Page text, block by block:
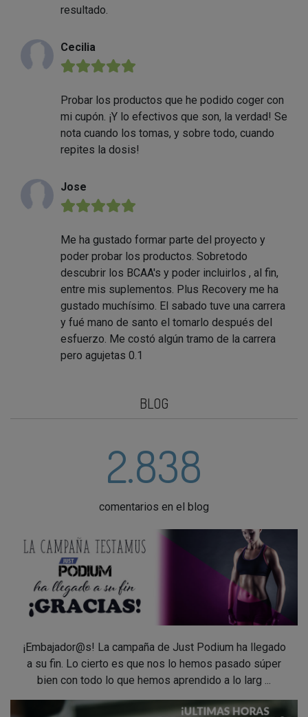
resultado.
Cecilia
★★★★★
Probar los productos que he podido coger con
mi cupón. ¡Y lo efectivos que son, la verdad! Se
nota cuando los tomas, y sobre todo, cuando
repites la dosis!
Jose
★★★★★
Me ha gustado formar parte del proyecto y
poder probar los productos. Sobretodo
descubrir los BCAA's y poder incluirlos , al fin,
entre mis suplementos. Plus Recovery me ha
gustado muchísimo. El sabado tuve una carrera
y fué mano de santo el tomarlo después del
esfuerzo. Me costó algún tramo de la carrera
pero agujetas 0.1
BLOG
2.838
comentarios en el blog
¡Embajador@s! La campaña de Just Podium ha llegado
a su fin. Lo cierto es que nos lo hemos pasado súper
bien con todo lo que hemos aprendido a lo larg ...